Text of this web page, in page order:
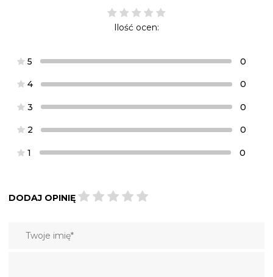
Ilość ocen:
5 0
4 0
3 0
2 0
1 0
DODAJ OPINIĘ